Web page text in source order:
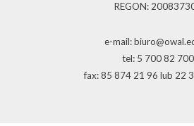
REGON:
e-mail:
tel: 5 700 82 700
fax: 85 874 21 96 lub 22